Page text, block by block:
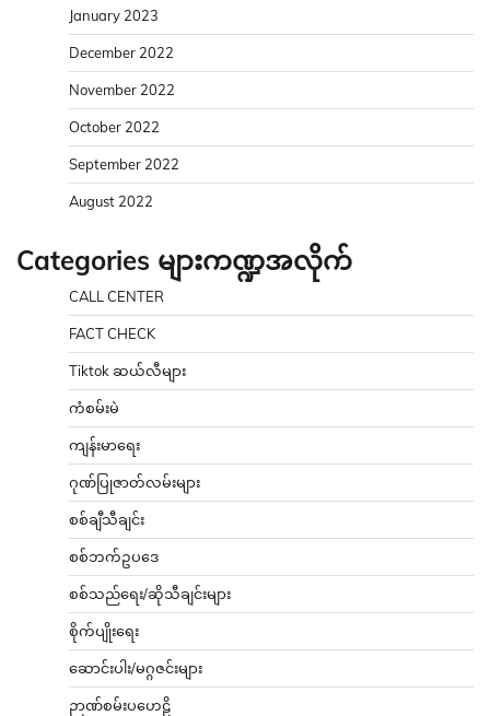
January 2023
December 2022
November 2022
October 2022
September 2022
August 2022
Categories များကဏ္ဍအလိုက်
CALL CENTER
FACT CHECK
Tiktok ဆယ်လီများ
ကံစမ်းမဲ
ကျန်းမာရေး
ဂုဏ်ပြုဇာတ်လမ်းများ
စစ်ချီသီချင်း
စစ်ဘက်ဥပဒေ
စစ်သည်ရေး/ဆိုသီချင်းများ
စိုက်ပျိုးရေး
ဆောင်းပါး/မဂ္ဂဇင်းများ
ဉာဏ်စမ်းပဟေဠိ